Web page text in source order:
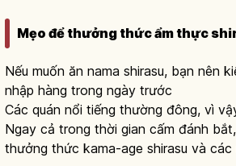
Mẹo để thưởng thức ẩm thực
Nếu muốn ăn nama shirasu, bạn nên
nhập hàng trong ngày trước
Các quán nổi tiếng thường đông, vì
Ngay cả trong thời gian cấm đánh
thưởng thức kama-age shirasu và